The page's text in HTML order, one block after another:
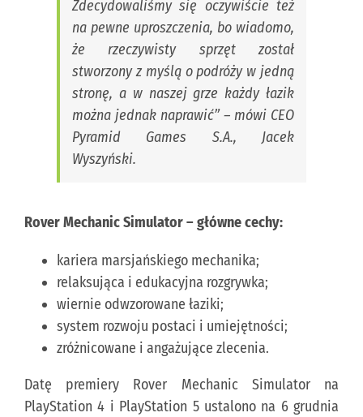
Zdecydowaliśmy się oczywiście też
na pewne uproszczenia, bo wiadomo,
że rzeczywisty sprzęt został
stworzony z myślą o podróży w jedną
stronę, a w naszej grze każdy łazik
można jednak naprawić” – mówi CEO
Pyramid Games S.A., Jacek
Wyszyński.
Rover Mechanic Simulator – główne cechy:
kariera marsjańskiego mechanika;
relaksująca i edukacyjna rozgrywka;
wiernie odwzorowane łaziki;
system rozwoju postaci i umiejętności;
zróżnicowane i angażujące zlecenia.
Datę premiery Rover Mechanic Simulator na
PlayStation 4 i PlayStation 5 ustalono na 6 grudnia